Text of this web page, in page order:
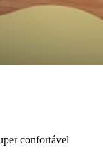
confortável